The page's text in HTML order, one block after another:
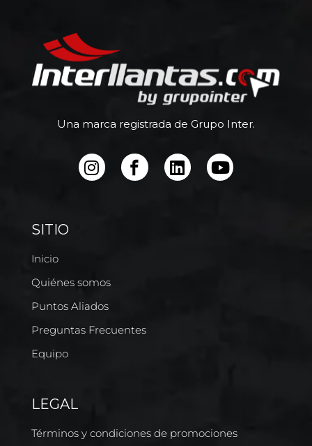
Una marca registrada de Grupo Inter.
SITIO
Inicio
Quiénes somos
Puntos Aliados
Preguntas Frecuentes
Equipo
LEGAL
Términos y condiciones de promociones